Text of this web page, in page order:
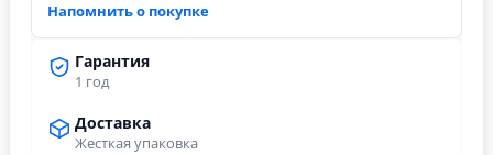
Гарантия
1 год
Доставка
Жесткая упаковка
Напомнить о покупке